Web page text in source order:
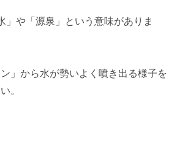
」や「源泉」という意味がありま
」から水が勢いよく噴き出る様子を
。